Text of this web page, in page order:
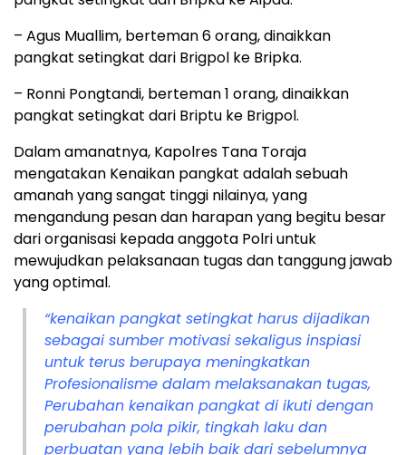
– Agus Muallim, berteman 6 orang, dinaikkan
pangkat setingkat dari Brigpol ke Bripka.
– Ronni Pongtandi, berteman 1 orang, dinaikkan
pangkat setingkat dari Briptu ke Brigpol.
Dalam amanatnya, Kapolres Tana Toraja
mengatakan Kenaikan pangkat adalah sebuah
amanah yang sangat tinggi nilainya, yang
mengandung pesan dan harapan yang begitu besar
dari organisasi kepada anggota Polri untuk
mewujudkan pelaksanaan tugas dan tanggung jawab
yang optimal.
“kenaikan pangkat setingkat harus dijadikan
sebagai sumber motivasi sekaligus inspiasi
untuk terus berupaya meningkatkan
Profesionalisme dalam melaksanakan tugas,
Perubahan kenaikan pangkat di ikuti dengan
perubahan pola pikir, tingkah laku dan
perbuatan yang lebih baik dari sebelumnya